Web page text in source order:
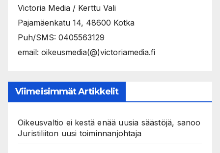
Victoria Media / Kerttu Vali
Pajamäenkatu 14, 48600 Kotka
Puh/SMS: 0405563129
email: oikeusmedia(@)victoriamedia.fi
Viimeisimmät Artikkelit
Oikeusvaltio ei kestä enää uusia säästöjä, sanoo
Juristiliiton uusi toiminnanjohtaja